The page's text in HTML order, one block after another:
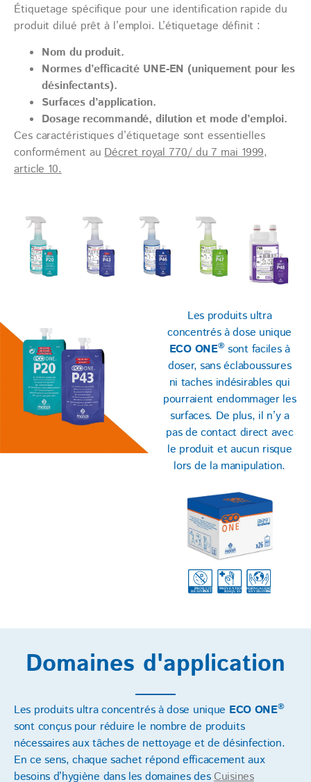
Étiquetage spécifique pour une identification rapide du
produit dilué prêt à l’emploi. L’étiquetage définit :
Nom du produit.
Normes d’efficacité UNE-EN (uniquement pour les
désinfectants).
Surfaces d’application.
Dosage recommandé, dilution et mode d’emploi.
Ces caractéristiques d’étiquetage sont essentielles
conformément auDécret royal 770/ du 7 mai 1999,
article 10.
Les produits ultra
concentrés à dose unique
ECO ONE®sont faciles à
doser, sans éclaboussures
ni taches indésirables qui
pourraient endommager les
surfaces. De plus, il n’y a
pas de contact direct avec
le produit et aucun risque
lors de la manipulation.
Domaines d'application
Les produits ultra concentrés à dose unique ECO ONE®
sont conçus pour réduire le nombre de produits
nécessaires aux tâches de nettoyage et de désinfection.
En ce sens, chaque sachet répond efficacement aux
besoins d’hygiène dans les domaines desCuisines